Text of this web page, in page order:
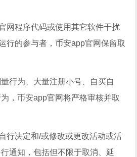
网程序代码或使用其它软件干扰
行的参与者，币安app官网保留取
行为、大量注册小号、自买自
，币安app官网将严格审核并取
行决定和/或修改或更改活动或活
通知，包括但不限于取消、延